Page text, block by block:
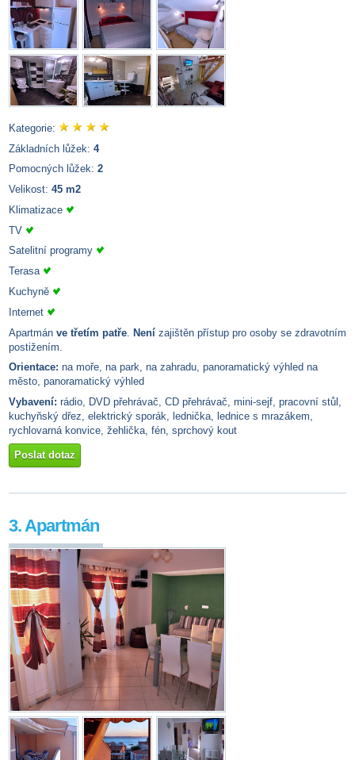
Kategorie:
Základních lůžek: 4
Pomocných lůžek: 2
Velikost: 45 m2
Klimatizace
TV
Satelitní programy
Terasa
Kuchyně
Internet
Apartmán ve třetím patře Není zajištěn přístup pro osoby se zdravotním
postižením.
Orientace: na moře, na park, na zahradu, panoramatický výhled na
město, panoramatický výhled
Vybavení: rádio, DVD přehrávač, CD přehrávač, mini-sejf, pracovní stůl,
kuchyňský dřez, elektrický sporák, lednička, lednice s mrazákem,
rychlovarná konvice, žehlička, fén, sprchový kout
Poslat dotaz
3. Apartmán